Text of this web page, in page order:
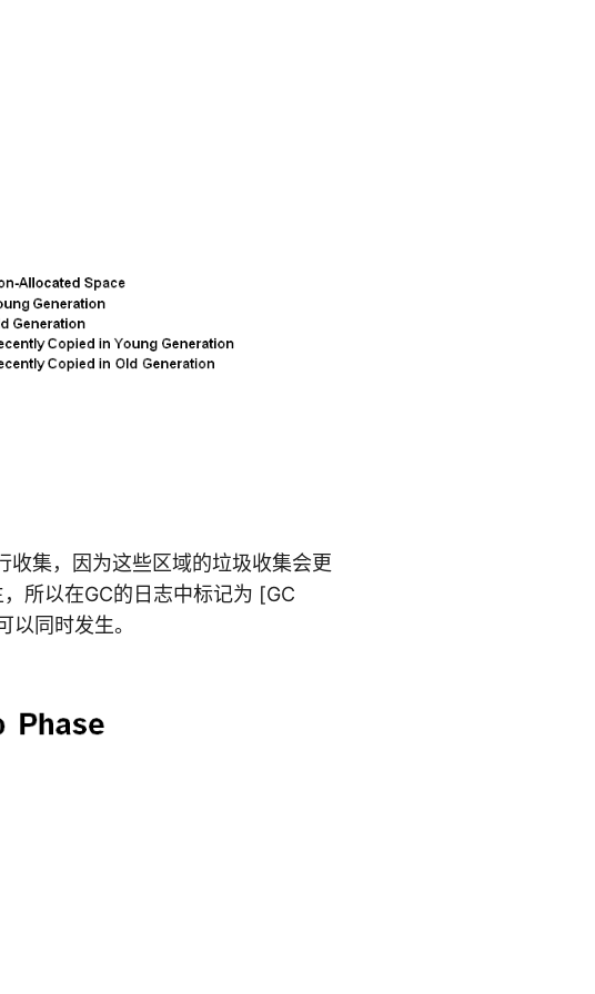
收集，因为这些区域的垃圾收集会更
所以在GC的日志中标记为 [GC
同时发生。